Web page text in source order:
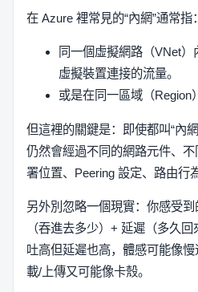
在 Azure 裡常見的“內網”通常指：
同一個虛擬網路（VNet
虛擬裝置連接的流量。
或是在同一區域（Region
但這裡的關鍵是：即使都叫“內
仍然會經過不同的網路元件、
署位置、Peering 設定、路由行
另外別忽略一個現實：你感受到
（吞進去多少）+ 延遲（多久
吐高但延遲也高，體感可能像
載/上傳又可能像卡殼。